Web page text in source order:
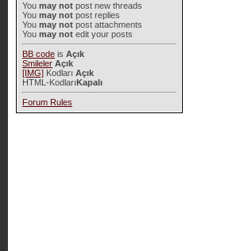
You may notpost new threads
You may notpost replies
You may notpost attachments
You may notedit your posts
BB codeis Açık
Smileler Açık
[IMG]Kodları Açık
HTML-KodlarıKapalı
Forum Rules